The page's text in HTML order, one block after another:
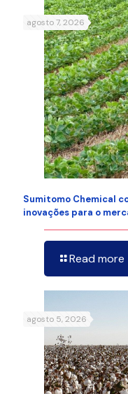
agosto 7, 2026
Sumitomo Chemical
inovações para o
Read more
agosto 5, 2026